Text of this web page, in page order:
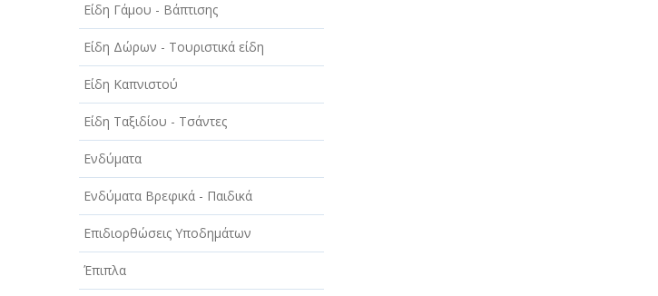
ΤΕΧΝΙΚΑ - ΚΑΤΑΣΚΕΥΑΣΤΙΚΑ
ΤΕΧΝΟΛΟΓΙΑ
ΥΓΕΙΑ - ΙΑΤΡΟΙ
ΦΑΓΗΤΟ
Είδη Γάμου - Βάπτισης
Είδη Δώρων - Τουριστικά είδη
Είδη Καπνιστού
Είδη Ταξιδίου - Τσάντες
Ενδύματα
Ενδύματα Βρεφικά - Παιδικά
Επιδιορθώσεις Υποδημάτων
Έπιπλα